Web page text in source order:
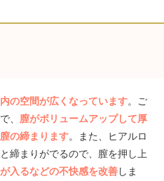
の空間が広くなっています。ご
、 膣がボリュームアップして厚
の締まります。また、ヒアルロ
締まりがでるので、膣を押し上
入るなどの不快感を改善しま